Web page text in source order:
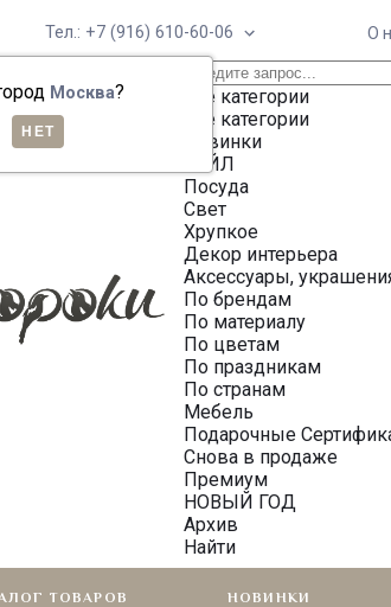
Москва?
Тел.: +7 (916) 610-60-06 О
Все категории
Все категории
Новинки
СЕЙЛ
Посуда
Свет
Хрупкое
Декор интерьера
Аксессуары,
По брендам
По материалу
По цветам
По праздникам
По странам
Мебель
Подарочные
Снова в продаже
Премиум
НОВЫЙ ГОД
Архив
Найти
ТОВАРОВ НОВИНКИ